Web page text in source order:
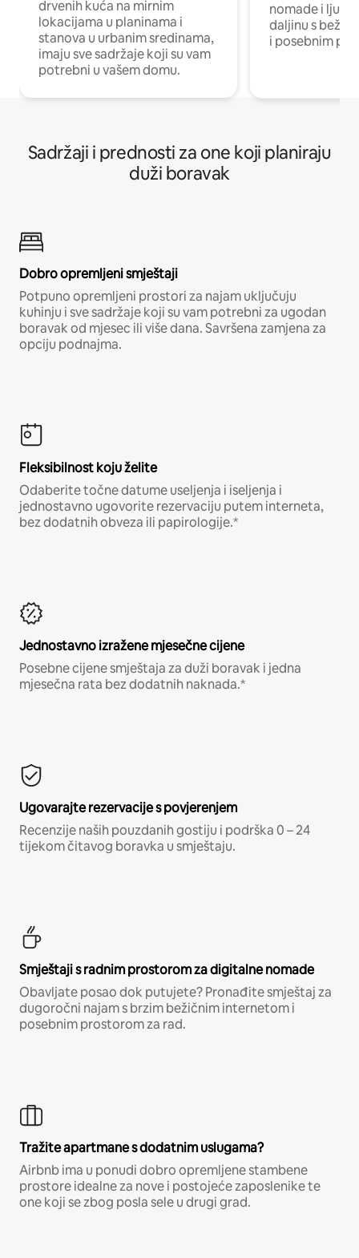
drvenih kuća na mirnim
lokacijama u planinama i
stanova u urbanim sredinama,
imaju sve sadržaje koji su vam
potrebni u vašem domu.
nomade i ljude
daljinu s
i posebnim
Sadržaji i prednosti za one koji planiraju
duži boravak
Dobro opremljeni smještaji
Potpuno opremljeni prostori za najam uključuju
kuhinju i sve sadržaje koji su vam potrebni za ugodan
boravak od mjesec ili više dana. Savršena zamjena za
opciju podnajma.
Fleksibilnost koju želite
Odaberite točne datume useljenja i iseljenja i
jednostavno ugovorite rezervaciju putem interneta,
bez dodatnih obveza ili papirologije.*
Jednostavno izražene mjesečne cijene
Posebne cijene smještaja za duži boravak i jedna
mjesečna rata bez dodatnih naknada.*
Ugovarajte rezervacije s povjerenjem
Recenzije naših pouzdanih gostiju i podrška 0 – 24
tijekom čitavog boravka u smještaju.
Smještaji s radnim prostorom za digitalne nomade
Obavljate posao dok putujete? Pronađite smještaj za
dugoročni najam s brzim bežičnim internetom i
posebnim prostorom za rad.
Tražite apartmane s dodatnim uslugama?
Airbnb ima u ponudi dobro opremljene stambene
prostore idealne za nove i postojeće zaposlenike te
one koji se zbog posla sele u drugi grad.